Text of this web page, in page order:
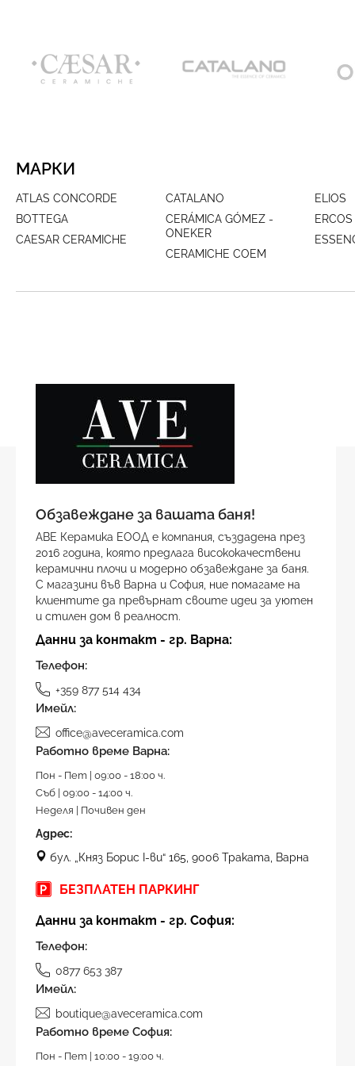
МАРКИ
ATLAS CONCORDE
BOTTEGA
CAESAR CERAMICHE
CATALANO
CERÁMICA GÓMEZ -
ONEKER
CERAMICHE COEM
ELIOS
ERCOS
Обзавеждане за вашата баня!
АВЕ Керамика ЕООД е компания, създадена през
2016 година, която предлага висококачествени
керамични плочи и модерно обзавеждане за баня.
С магазини във Варна и София, ние помагаме на
клиентите да превърнат своите идеи за уютен
и стилен дом в реалност.
Данни за контакт - гр. Варна:
Телефон:
+359 877 514 434
Имейл:
office@aveceramica.com
Работно време Варна:
Пон - Пет | 09:00 - 18:00 ч.
Съб | 09:00 - 14:00 ч.
Неделя | Почивен ден
Адрес:
бул. „Княз Борис I-ви“ 165, 9006 Траката, Варна
БЕЗПЛАТЕН ПАРКИНГ
Данни за контакт - гр. София:
Телефон:
0877 653 387
Имейл:
boutique@aveceramica.com
Работно време София:
Пон - Пет | 10:00 - 19:00 ч.